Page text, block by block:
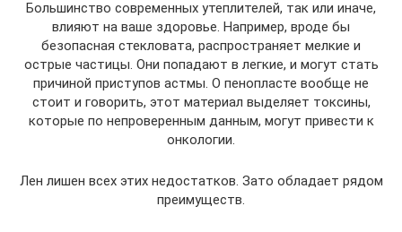
Большинство современных утеплителей, так или иначе,
влияют на ваше здоровье. Например, вроде бы
безопасная стекловата, распространяет мелкие и
острые частицы. Они попадают в легкие, и могут стать
причиной приступов астмы. О пенопласте вообще не
стоит и говорить, этот материал выделяет токсины,
которые по непроверенным данным, могут привести к
онкологии.
Лен лишен всех этих недостатков. Зато обладает рядом
преимуществ.